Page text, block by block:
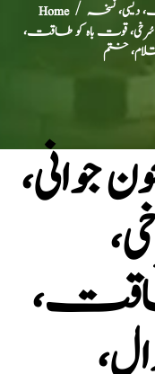
Home/ دیسی، نسخہ
سُرخی، قوت باہ کو طاقت،
ختم
جوانی،